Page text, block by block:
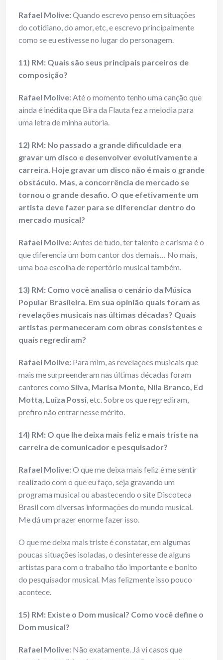
Rafael Molive:Quando escrevo penso em situações
do cotidiano, do amor, etc, e escrevo principalmente
como se eu estivesse no lugar do personagem.
11) RM: Quais são seus principais parceiros de
composição?
Rafael Molive:Até o momento tenho uma canção que
ainda é inédita que Bira da Flauta fez a melodia para
uma letra de minha autoria.
12) RM: No passado a grande dificuldade era
gravar um disco e desenvolver evolutivamente a
carreira. Hoje gravar um disco não é mais o grande
obstáculo. Mas, a concorrência de mercado se
tornou o grande desafio. O que efetivamente um
artista deve fazer para se diferenciar dentro do
mercado musical?
Rafael Molive:Antes de tudo, ter talento e carisma é o
que diferencia um bom cantor dos demais… No mais,
uma boa escolha de repertório musical também.
13) RM: Como você analisa o cenário da Música
Popular Brasileira. Em sua opinião quais foram as
revelações musicais nas últimas décadas? Quais
artistas permaneceram com obras consistentes e
quais regrediram?
Rafael Molive: Para mim, as revelações musicais que
mais me surpreenderam nas últimas décadas foram
cantores como Silva, Marisa Monte, Nila Branco, Ed
Motta, Luiza Possi, etc. Sobre os que regrediram,
prefiro não entrar nesse mérito.
14) RM: O que lhe deixa mais feliz e mais triste na
carreira de comunicador e pesquisador?
Rafael Molive:O que me deixa mais feliz é me sentir
realizado com o que eu faço, seja gravando um
programa musical ou abastecendo o site Discoteca
Brasil com diversas informações do mundo musical.
Me dá um prazer enorme fazer isso.
O que me deixa mais triste é constatar, em algumas
poucas situações isoladas, o desinteresse de alguns
artistas para com o trabalho tão importante e bonito
do pesquisador musical. Mas felizmente isso pouco
acontece.
15) RM: Existe o Dom musical? Como você define o
Dom musical?
Rafael Molive: Não exatamente. Já vi casos que